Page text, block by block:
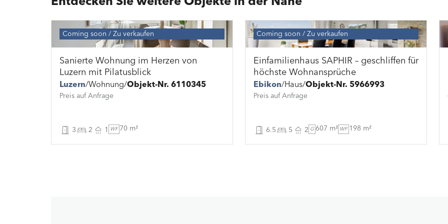
Coming soon Zu verkaufen
Sanierte Wohnung im Herzen von
Luzern mit Pilatusblick
Luzern Wohnung Objekt-Nr. 6110345
Preis auf Anfrage
3 2 1 WF 70 m²
Coming soon Zu verkaufen
Einfamilienhaus SAPHIR – geschliffen für
höchste Wohnansprüche
Ebikon Haus Objekt-Nr. 5966993
Preis auf Anfrage
6.5 5 2 G 607 m² WF 198 m²